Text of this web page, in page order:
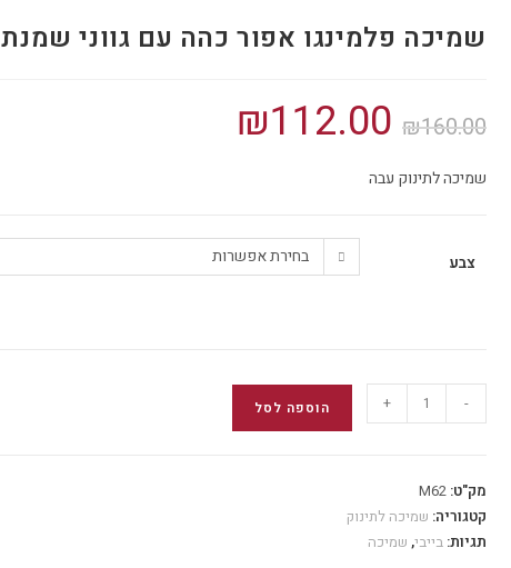
שמיכה פלמינגו אפור כהה עם גווני שמנת
₪160.00
המחיר
המקורי
היה: ₪112.00
שמיכה לתינוק עבה
צבע בחירת אפשרות
של
פלמינגו
אפור
כהה
-
+ הוספה לסל
מק"ט: M62
קטגוריה: שמיכה לתינוק
תגיות: בייבי, שמיכה